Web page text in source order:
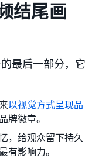
结尾画
最后一部分，它
以视觉方式呈现品
牌徽章。
，给观众留下持久
有影响力。